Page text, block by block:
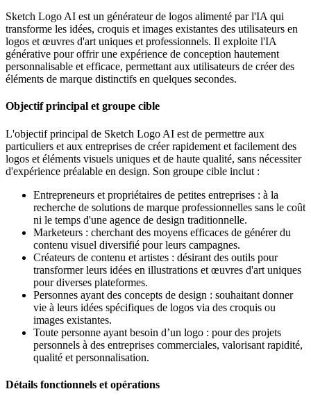
Sketch Logo AI est un générateur de logos alimenté par l'IA qui
transforme les idées, croquis et images existantes des utilisateurs en
logos et œuvres d'art uniques et professionnels. Il exploite l'IA
générative pour offrir une expérience de conception hautement
personnalisable et efficace, permettant aux utilisateurs de créer des
éléments de marque distinctifs en quelques secondes.
Objectif principal et groupe cible
L'objectif principal de Sketch Logo AI est de permettre aux
particuliers et aux entreprises de créer rapidement et facilement des
logos et éléments visuels uniques et de haute qualité, sans nécessiter
d'expérience préalable en design. Son groupe cible inclut :
Entrepreneurs et propriétaires de petites entreprises : à la
recherche de solutions de marque professionnelles sans le coût
ni le temps d'une agence de design traditionnelle.
Marketeurs : cherchant des moyens efficaces de générer du
contenu visuel diversifié pour leurs campagnes.
Créateurs de contenu et artistes : désirant des outils pour
transformer leurs idées en illustrations et œuvres d'art uniques
pour diverses plateformes.
Personnes ayant des concepts de design : souhaitant donner
vie à leurs idées spécifiques de logos via des croquis ou
images existantes.
Toute personne ayant besoin d’un logo : pour des projets
personnels à des entreprises commerciales, valorisant rapidité,
qualité et personnalisation.
Détails fonctionnels et opérations